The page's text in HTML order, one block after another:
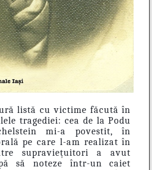
listă cu victime făcută în
tragediei: cea de la Podu
mi-a povestit, în
pe care l-am realizat în
supraviețuitori a avut
să noteze într-un caiet